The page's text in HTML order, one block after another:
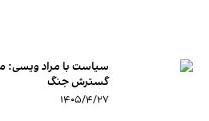
سیاست با مراد ویسی:
گسترش جنگ
۱۴۰۵/۴/۲۷